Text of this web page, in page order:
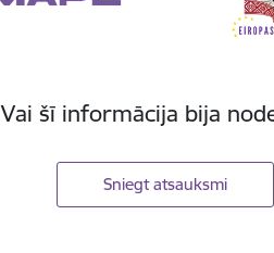
Vai šī informācija bija
Sniegt atsauksmi